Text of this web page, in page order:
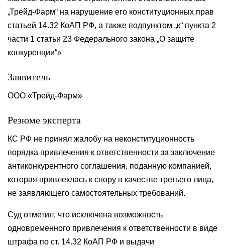
„Трейд-Фарм“ на нарушение его конституционных прав
статьей 14.32 КоАП РФ, а также подпунктом „к“ пункта 2
части 1 статьи 23 Федерального закона „О защите
конкуренции“»
Заявитель
ООО «Трейд-Фарм»
Резюме эксперта
КС РФ не принял жалобу на неконституционность
порядка привлечения к ответственности за заключение
антиконкурентного соглашения, поданную компанией,
которая привлеклась к спору в качестве третьего лица,
не заявляющего самостоятельных требований.
Суд отметил, что исключена возможность
одновременного привлечения к ответственности в виде
штрафа по ст. 14.32 КоАП РФ и выдачи